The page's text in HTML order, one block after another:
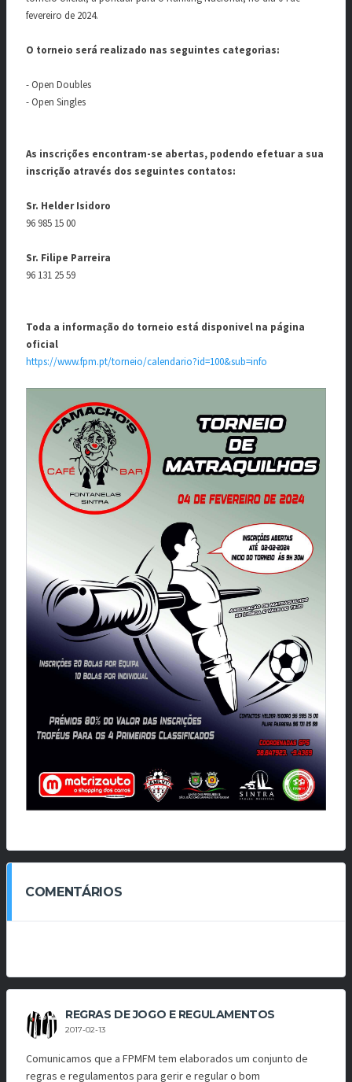
fevereiro de 2024.
O torneio será realizado nas seguintes categorias:
- Open Doubles
- Open Singles
As inscrições encontram-se abertas, podendo efetuar a sua
inscrição através dos seguintes contatos:
Sr. Helder Isidoro
96 985 15 00
Sr. Filipe Parreira
96 131 25 59
Toda a informação do torneio está disponivel na página
oficial
https://www.fpm.pt/torneio/calendario?id=100&sub=info
COMENTÁRIOS
REGRAS DE JOGO E REGULAMENTOS
2017-02-13
Comunicamos que a FPMFM tem elaborados um conjunto de
regras e regulamentos para gerir e regular o bom